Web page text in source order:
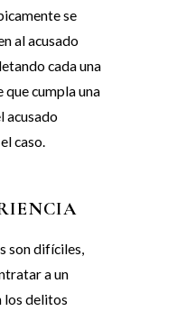
se
al acusado
cada una
que cumpla una
acusado
caso.
son difíciles,
a un
los delitos